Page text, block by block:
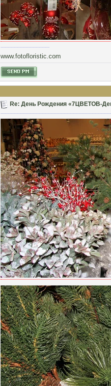
www.fotofloristic.com
Re: День Рождения «7ЦВЕТОВ-